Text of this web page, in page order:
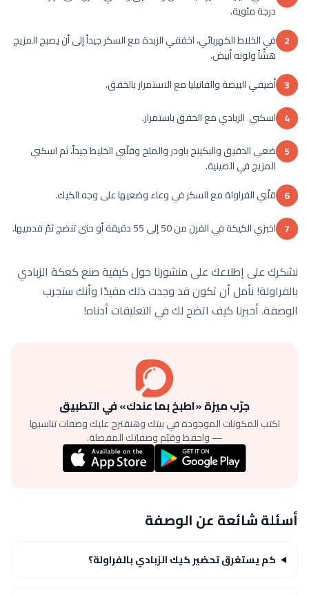
درجة مئوية.
2 في الخلاط الكهربائي، اخفقي الزبدة مع السكر جيداً إلى أن يصبح المزيج
هشّاً ولونه أبيض.
3 أضيفي البيضة والفانيليا مع الاستمرار بالخفق.
4 اسكبي الزبادي مع الخفق باستمرار.
5 ضعي الدقيق والبكينج باودر والملح وقلّبي الخليط جيداً، ثم اسكبي
المزيج في الصينية.
6 قلّبي الفراولة مع السكر في وعاء وضعيها على وجه الكيك.
7 اخبزي الكيكة في الفرن من 50 إلى 55 دقيقة أو حتى تنضج ثمّ قدميها.
نشكرك على إطلاعك على منشورنا حول كيفية صنع كعكة الزبادي
بالفراولة! نأمل أن تكون قد وجدت ذلك مفيدًا وأنك ستجرب
الوصفة. أخبرنا كيف اتضح لك في التعليقات أدناه!
جرّب ميزة «اطبخ بما عندك» في التطبيق
اكتب المكونات الموجودة في بيتك وهنقترح عليك وصفات تناسبها
— واحفظ وقيّم وصفاتك المفضلة.
أسئلة شائعة عن الوصفة
كم يستغرق تحضير كيك الزبادي بالفراولة؟